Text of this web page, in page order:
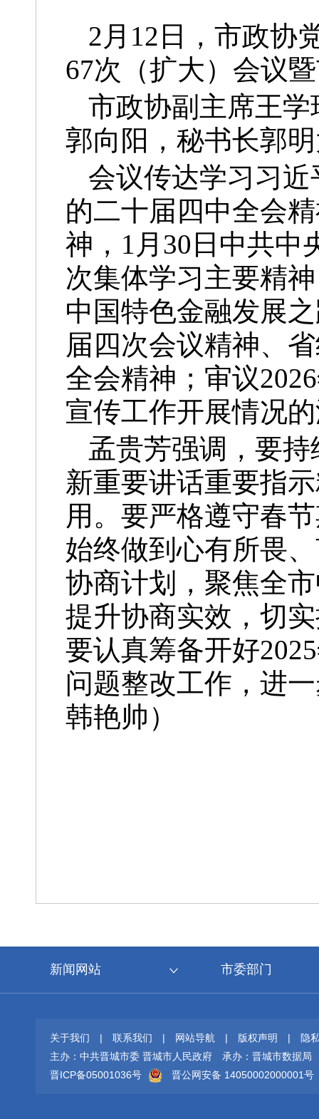
2月12日，市政协
67次（扩大）会议
市政协副主席王
郭向阳，秘书长郭
会议传达学习习
的二十届四中全会
神，1月30日中共中
次集体学习主要精
中国特色金融发展
届四次会议精神、
全会精神；审议
宣传工作开展情况
孟贵芳强调，要
新重要讲话重要指
用。要严格遵守春
始终做到心有所畏
协商计划，聚焦全
提升协商实效，切
要认真筹备开好
问题整改工作，进
韩艳帅）
新闻网站 市委部门
关于我们 | 联系我们 | 网站导航 | 版权声明 |
隐
主办：中共晋城市委 晋城市人民政府
承办：晋城市数据局
晋ICP备05001036号
晋公网安备 14050002000001号